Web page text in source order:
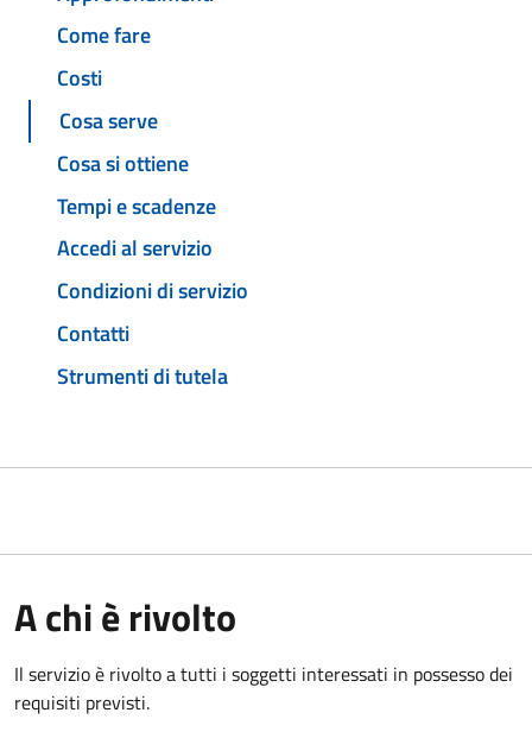
Come fare
Costi
Cosa serve
Cosa si ottiene
Tempi e scadenze
Accedi al servizio
Condizioni di servizio
Contatti
Strumenti di tutela
A chi è rivolto
Il servizio è rivolto a tutti i soggetti interessati in possesso dei
requisiti previsti.